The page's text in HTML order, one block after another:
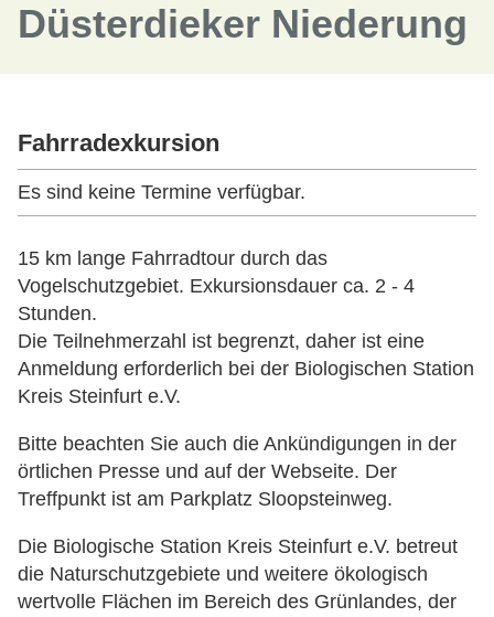
Düsterdieker Niederung
Fahrradexkursion
Es sind keine Termine verfügbar.
15 km lange Fahrradtour durch das
Vogelschutzgebiet. Exkursionsdauer ca. 2 - 4
Stunden.
Die Teilnehmerzahl ist begrenzt, daher ist eine
Anmeldung erforderlich bei der Biologischen Station
Kreis Steinfurt e.V.
Bitte beachten Sie auch die Ankündigungen in der
örtlichen Presse und auf der Webseite. Der
Treffpunkt ist am Parkplatz Sloopsteinweg.
Die Biologische Station Kreis Steinfurt e.V. betreut
die Naturschutzgebiete und weitere ökologisch
wertvolle Flächen im Bereich des Grünlandes, der